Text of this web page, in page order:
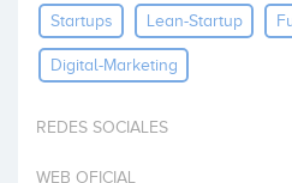
InvestStartups Lean-Startup
Digital-Marketing
REDES SOCIALES
WEB OFICIAL